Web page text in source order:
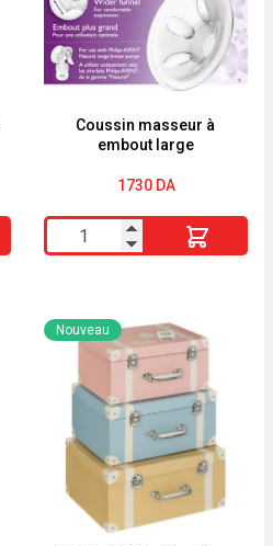
Coussin masseur à
embout large
1730 DA
quantité
de
masseur
à
embout
Nouveau